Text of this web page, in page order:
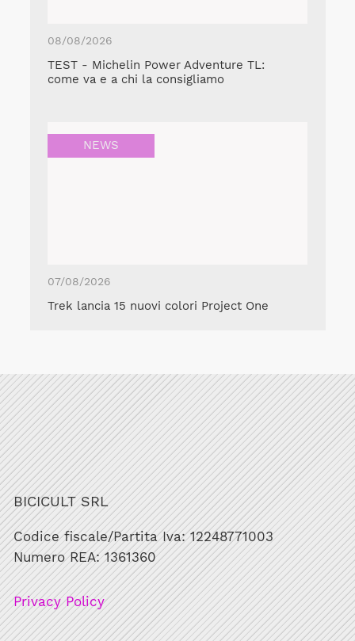
08/08/2026
TEST - Michelin Power Adventure TL:
come va e a chi la consigliamo
NEWS
07/08/2026
Trek lancia 15 nuovi colori Project One
BICICULT SRL
Codice fiscale/Partita Iva: 12248771003
Numero REA: 1361360
Privacy Policy